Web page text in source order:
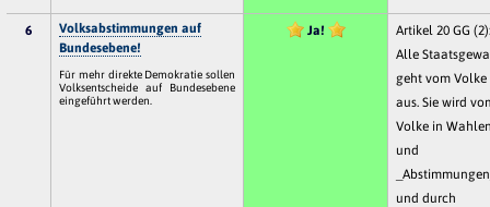
6
Volksabstimmungen auf
Bundesebene!
Für mehr direkte Demokratie sollen
Volksentscheide auf Bundesebene
eingeführt werden.
Ja!
Artikel 20 GG
Alle
geht vom Volke
aus. Sie wird
Volke in
und
und durch